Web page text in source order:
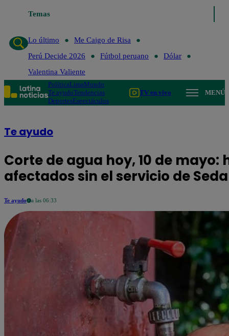
Temas
Lo último
Me Caigo de Risa
Perú Decide 2026
Fútbol peruano
Dólar
Valentina Valiente
PolíticaLimaMundo
Te ayudoTendencias
DeportesEspectáculos
TV en vivo MENÚ
Te ayudo
Corte de agua hoy, 10 de
afectados sin el servicio de
Te ayudo a las 06:33